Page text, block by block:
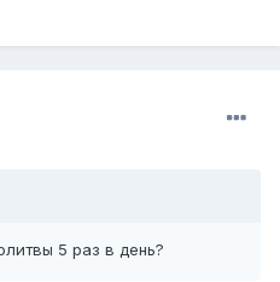
5 раз в день?